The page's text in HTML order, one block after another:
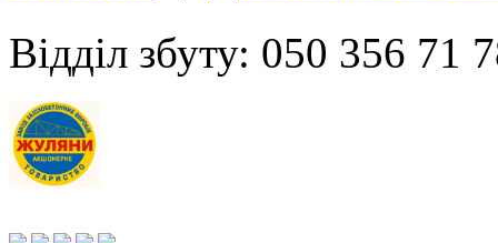
Відділ збуту: 050 356 71